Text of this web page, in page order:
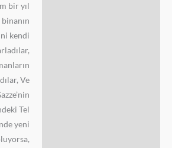
bir yıl
kendi
Ve
Tel
yeni